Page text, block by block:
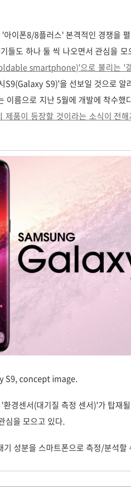
이폰8/8플러스' 본격적인 경쟁을
들도 하나 둘 씩 나오면서 관심을
smartphone)'으로 불리는 '
S9(Galaxy S9)'을 선보일 것으로 알
름으로 지난 5월에 개발에 착수했
품이 등장할 것이라는 소식이 전
S9, concept image.
경센서(대기질 측정 센서)'가 탑재
심을 모으고 있다.
성분을 스마트폰으로 측정/분석할